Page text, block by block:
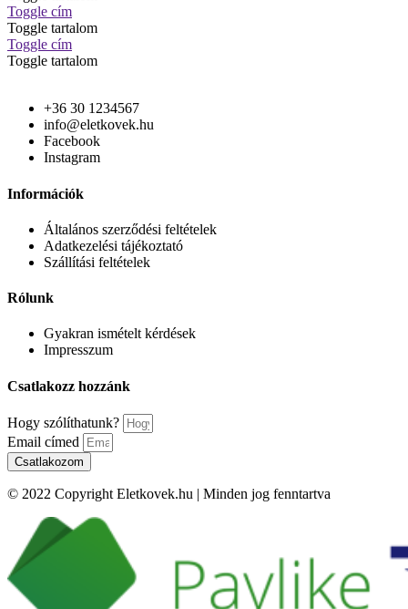
Toggle cím
Toggle tartalom
Toggle cím
Toggle tartalom
+36 30 1234567
info@eletkovek.hu
Facebook
Instagram
Információk
Általános szerződési feltételek
Adatkezelési tájékoztató
Szállítási feltételek
Rólunk
Gyakran ismételt kérdések
Impresszum
Csatlakozz hozzánk
Hogy szólíthatunk?
Email címed
Csatlakozom
© 2022 Copyright Eletkovek.hu | Minden jog fenntartva